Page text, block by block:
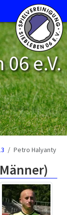
e.V.
Petro Halyanty